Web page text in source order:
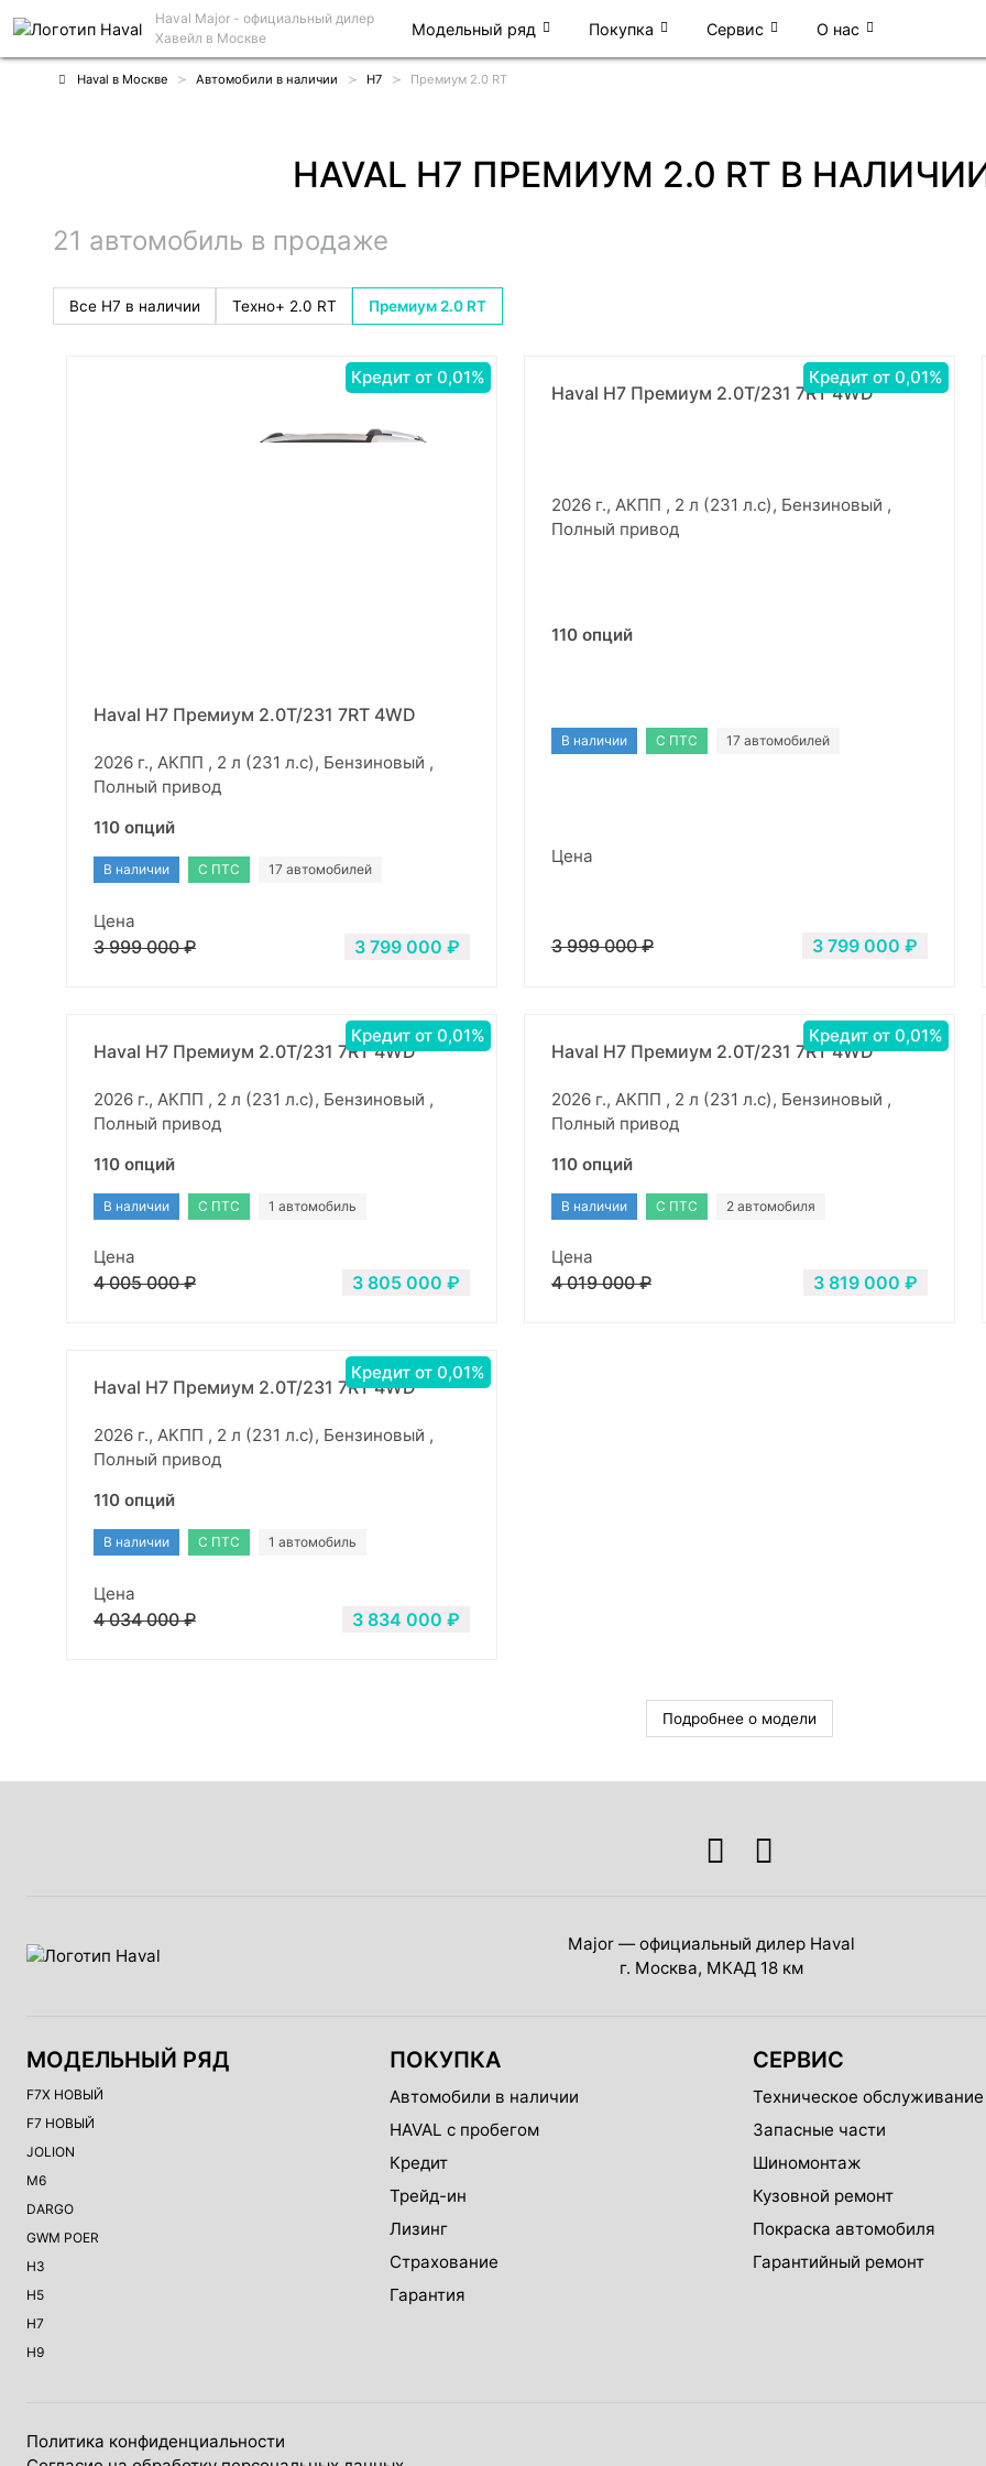
Haval Major - официальный дилер
Хавейл в Москве
Модельный ряд Покупка Сервис О нас
Haval в Москве Автомобили в наличии H7 Премиум 2.0 RT
HAVAL H7 ПРЕМИУМ 2.0 RT В
21 автомобиль в продаже
Все H7 в наличии Техно+ 2.0 RT Премиум 2.0 RT
Кредит от 0,01%
Haval H7 Премиум 2.0Т/231 7RT 4WD
2026 г., АКПП , 2 л (231 л.с), Бензиновый ,
Полный привод
110 опций
В наличии С ПТС 17 автомобилей
Цена
3 999 000 ₽ 3 799 000 ₽
Кредит от 0,01%
Haval H7 Премиум 2.0Т/231 7RT 4WD
2026 г., АКПП , 2 л (231 л.с), Бензиновый ,
Полный привод
110 опций
В наличии С ПТС 17 автомобилей
Цена
3 999 000 ₽ 3 799 000 ₽
Кредит от 0,01%
Haval H7 Премиум 2.0Т/231 7RT 4WD
2026 г., АКПП , 2 л (231 л.с), Бензиновый ,
Полный привод
110 опций
В наличии С ПТС 1 автомобиль
Цена
4 005 000 ₽ 3 805 000 ₽
Кредит от 0,01%
Haval H7 Премиум 2.0Т/231 7RT 4WD
2026 г., АКПП , 2 л (231 л.с), Бензиновый ,
Полный привод
110 опций
В наличии С ПТС 2 автомобиля
Цена
4 019 000 ₽ 3 819 000 ₽
Кредит от 0,01%
Haval H7 Премиум 2.0Т/231 7RT 4WD
2026 г., АКПП , 2 л (231 л.с), Бензиновый ,
Полный привод
110 опций
В наличии С ПТС 1 автомобиль
Цена
4 034 000 ₽ 3 834 000 ₽
Подробнее о модели
Major — официальный дилер Haval
г. Москва, МКАД 18 км
МОДЕЛЬНЫЙ РЯД
F7X НОВЫЙ
F7 НОВЫЙ
JOLION
M6
DARGO
GWM POER
H3
H5
H7
H9
ПОКУПКА
Автомобили в наличии
HAVAL с пробегом
Кредит
Трейд-ин
Лизинг
Страхование
Гарантия
СЕРВИС
Техническое обслуживание
Запасные части
Шиномонтаж
Кузовной ремонт
Покраска автомобиля
Гарантийный ремонт
Политика конфиденциальности